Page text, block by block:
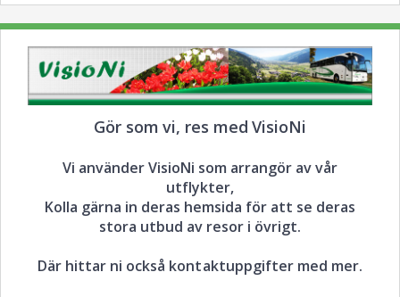
Gör som vi, res med VisioNi
Vi använder VisioNi som arrangör av vår
utflykter,
Kolla gärna in deras hemsida för att se deras
stora utbud av resor i övrigt.
Där hittar ni också kontaktuppgifter med mer.